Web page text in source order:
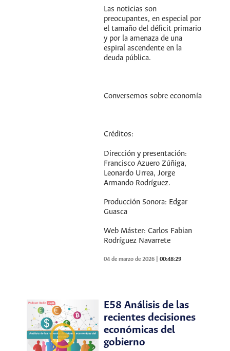
Las noticias son
preocupantes, en especial por
el tamaño del déficit primario
y por la amenaza de una
espiral ascendente en la
deuda pública.
Conversemos sobre economía
Créditos:
Dirección y presentación:
Francisco Azuero Zúñiga,
Leonardo Urrea, Jorge
Armando Rodríguez.
Producción Sonora: Edgar
Guasca
Web Máster: Carlos Fabian
Rodríguez Navarrete
04 de marzo de 2026 |00:48:29
E58 Análisis de las
recientes decisiones
económicas del
gobierno